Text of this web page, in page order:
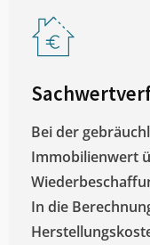
Bei der
Immobilienwert
In die